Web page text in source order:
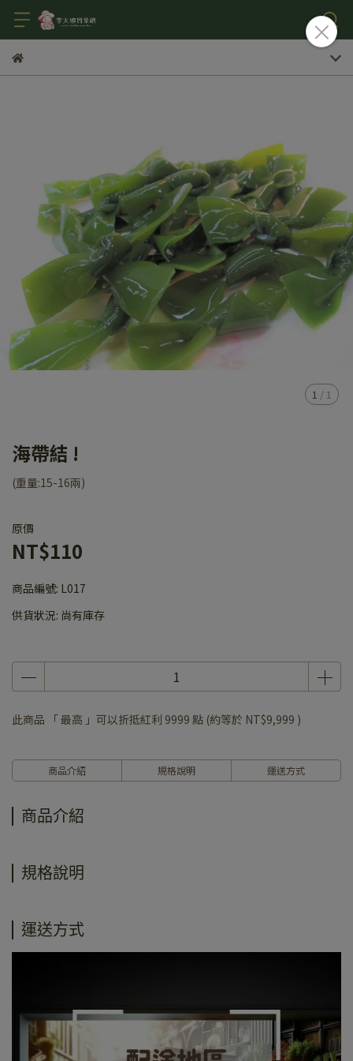
1 / 1
海帶結 !
(重量:15-16兩)
原價
NT$110
商品編號: L017
供貨狀況: 尚有庫存
此商品 「 最高 」可以折抵紅利 9999 點 (約等於 NT$9,999 )
商品介紹 規格說明 運送方式
商品介紹
規格說明
運送方式